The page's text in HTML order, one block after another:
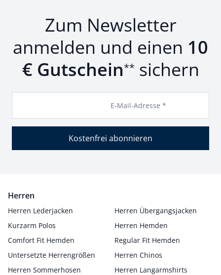
Zum Newsletter
anmelden und einen 10
€ Gutschein** sichern
E-Mail-Adresse *
Kostenfrei abonnieren
Herren
Herren Lederjacken
Herren Übergangsjacken
Kurzarm Polos
Herren Hemden
Comfort Fit Hemden
Regular Fit Hemden
Untersetzte Herrengrößen
Herren Chinos
Herren Sommerhosen
Herren Langarmshirts